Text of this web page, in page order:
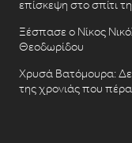
επίσκεψη στο σπίτι
Ξέσπασε ο Νίκος
Θεοδωρίδου
Χρυσά Βατόμουρα:
της χρονιάς που